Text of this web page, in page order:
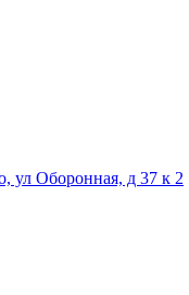
ул Оборонная, д 37 к 2